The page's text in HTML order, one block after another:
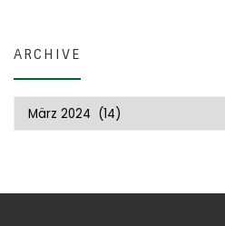
ARCHIVE